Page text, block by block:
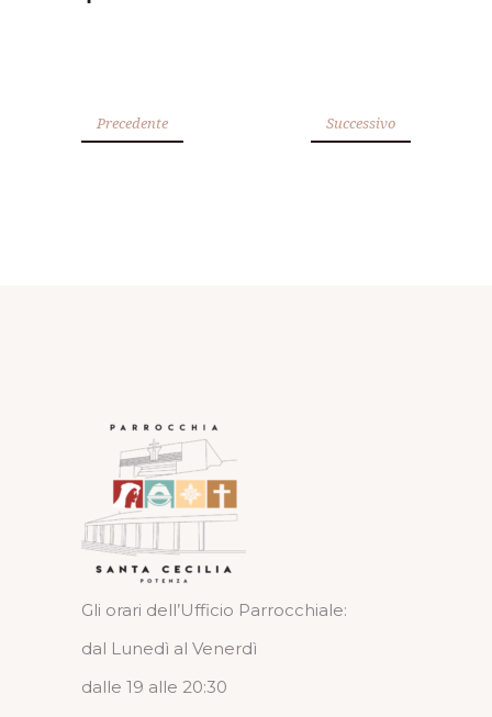
Precedente Successivo
Gli orari dell’Ufficio Parrocchiale:
dal Lunedì al Venerdì
dalle 19 alle 20:30